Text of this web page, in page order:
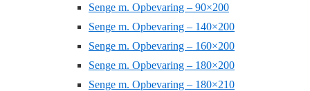
Senge m. Opbevaring – 90×200
Senge m. Opbevaring – 140×200
Senge m. Opbevaring – 160×200
Senge m. Opbevaring – 180×200
Senge m. Opbevaring – 180×210